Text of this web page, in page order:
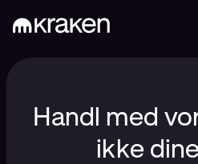
Handl med
ikke